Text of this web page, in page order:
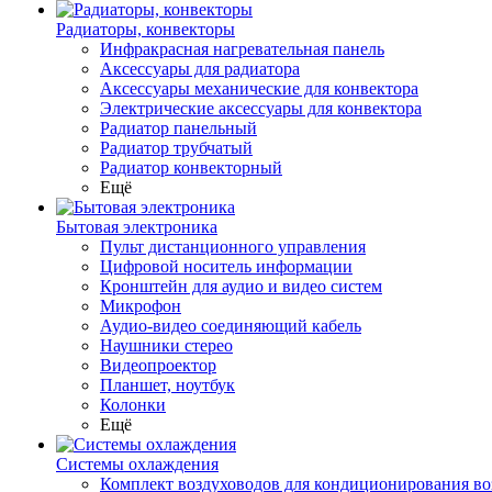
Радиаторы, конвекторы
Инфракрасная нагревательная панель
Аксессуары для радиатора
Аксессуары механические для конвектора
Электрические аксессуары для конвектора
Радиатор панельный
Радиатор трубчатый
Радиатор конвекторный
Ещё
Бытовая электроника
Пульт дистанционного управления
Цифровой носитель информации
Кронштейн для аудио и видео систем
Микрофон
Аудио-видео соединяющий кабель
Наушники стерео
Видеопроектор
Планшет, ноутбук
Колонки
Ещё
Системы охлаждения
Комплект воздуховодов для кондиционирования